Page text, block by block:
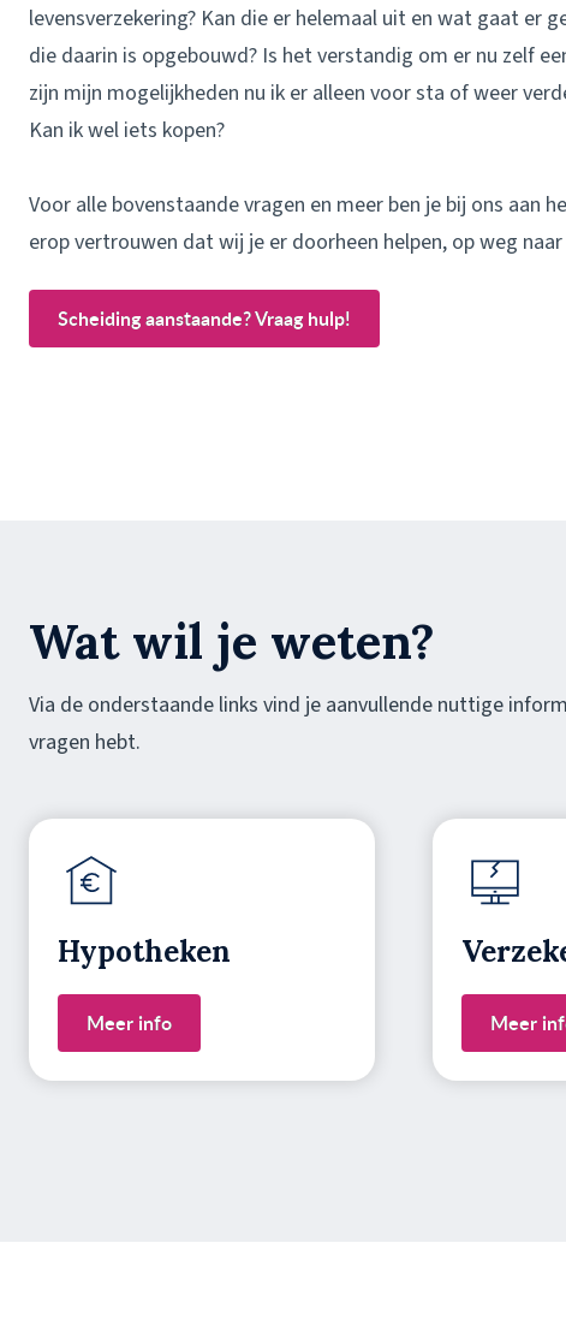
levensverzekering? Kan die er helemaal uit en wat gaat er
die daarin is opgebouwd? Is het verstandig om er nu zelf
zijn mijn mogelijkheden nu ik er alleen voor sta of weer
Kan ik wel iets kopen?
Voor alle bovenstaande vragen en meer ben je bij ons aan
erop vertrouwen dat wij je er doorheen helpen, op weg
Scheiding aanstaande? Vraag hulp!
Wat wil je weten?
Via de onderstaande links vind je aanvullende nuttige
vragen hebt.
Hypotheken
Meer info Meer